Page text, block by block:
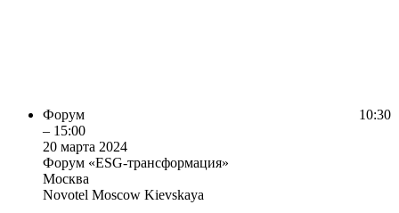
Форум
10:30
– 15:00
20 марта 2024
Форум «ESG-трансформация»
Москва
Novotel Moscow Kievskaya